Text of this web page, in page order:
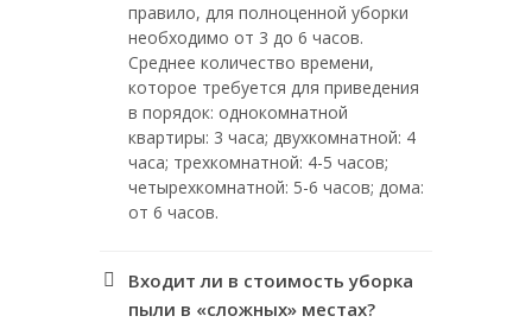
правило, для полноценной уборки
необходимо от 3 до 6 часов.
Среднее количество времени,
которое требуется для приведения
в порядок: однокомнатной
квартиры: 3 часа; двухкомнатной: 4
часа; трехкомнатной: 4-5 часов;
четырехкомнатной: 5-6 часов; дома:
от 6 часов.
Входит ли в стоимость уборка
пыли в «сложных» местах?